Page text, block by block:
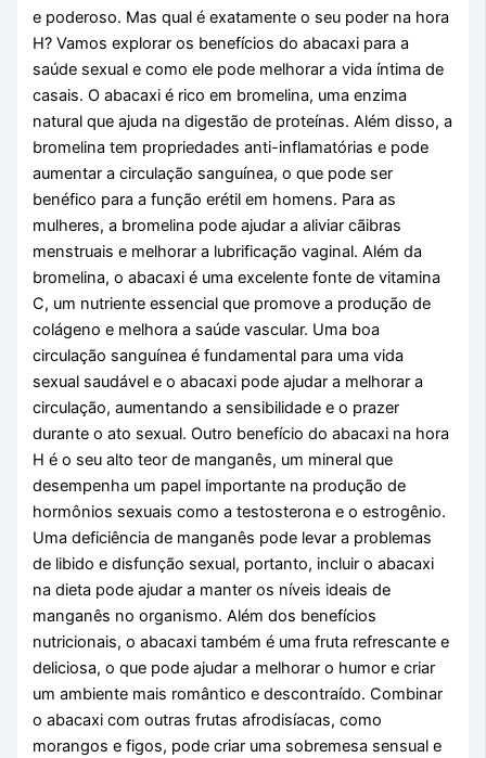
e poderoso. Mas qual é exatamente o seu poder na hora
H? Vamos explorar os benefícios do abacaxi para a
saúde sexual e como ele pode melhorar a vida íntima de
casais. O abacaxi é rico em bromelina, uma enzima
natural que ajuda na digestão de proteínas. Além disso, a
bromelina tem propriedades anti-inflamatórias e pode
aumentar a circulação sanguínea, o que pode ser
benéfico para a função erétil em homens. Para as
mulheres, a bromelina pode ajudar a aliviar cãibras
menstruais e melhorar a lubrificação vaginal. Além da
bromelina, o abacaxi é uma excelente fonte de vitamina
C, um nutriente essencial que promove a produção de
colágeno e melhora a saúde vascular. Uma boa
circulação sanguínea é fundamental para uma vida
sexual saudável e o abacaxi pode ajudar a melhorar a
circulação, aumentando a sensibilidade e o prazer
durante o ato sexual. Outro benefício do abacaxi na hora
H é o seu alto teor de manganês, um mineral que
desempenha um papel importante na produção de
hormônios sexuais como a testosterona e o estrogênio.
Uma deficiência de manganês pode levar a problemas
de libido e disfunção sexual, portanto, incluir o abacaxi
na dieta pode ajudar a manter os níveis ideais de
manganês no organismo. Além dos benefícios
nutricionais, o abacaxi também é uma fruta refrescante e
deliciosa, o que pode ajudar a melhorar o humor e criar
um ambiente mais romântico e descontraído. Combinar
o abacaxi com outras frutas afrodisíacas, como
morangos e figos, pode criar uma sobremesa sensual e